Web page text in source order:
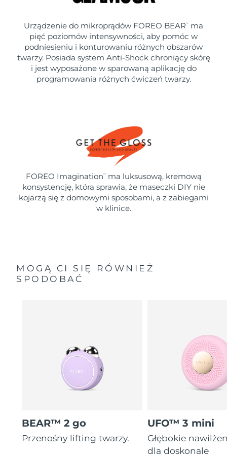
Urządzenie do mikroprądów FOREO BEAR ™
ma
pięć poziomów intensywności, aby pomóc w
podniesieniu i konturowaniu różnych obszarów
twarzy. Posiada system Anti-Shock chroniący skórę
i jest wyposażone w sparowaną aplikację do
programowania różnych ćwiczeń twarzy.
FOREO Imagination ™
ma luksusową, kremową
konsystencję, która sprawia, że maseczki DIY nie
kojarzą się z domowymi sposobami, a z zabiegami
w klinice.
MOGĄ CI SIĘ RÓWNIEŻ
SPODOBAĆ
BEAR™ 2 go
Przenośny lifting twarzy.
UFO™ 3 mini
Głębokie
dla doskonale